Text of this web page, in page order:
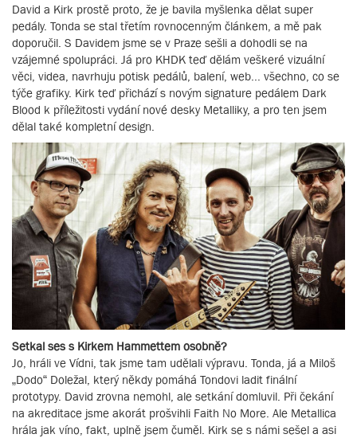
David a Kirk prostě proto, že je bavila myšlenka dělat super
pedály. Tonda se stal třetím rovnocenným článkem, a mě pak
doporučil. S Davidem jsme se v Praze sešli a dohodli se na
vzájemné spolupráci. Já pro KHDK teď dělám veškeré vizuální
věci, videa, navrhuju potisk pedálů, balení, web... všechno, co se
týče grafiky. Kirk teď přichází s novým signature pedálem Dark
Blood k příležitosti vydání nové desky Metalliky, a pro ten jsem
dělal také kompletní design.
Setkal ses s Kirkem Hammettem osobně?
Jo, hráli ve Vídni, tak jsme tam udělali výpravu. Tonda, já a Miloš
„Dodo“ Doležal, který někdy pomáhá Tondovi ladit finální
prototypy. David zrovna nemohl, ale setkání domluvil. Při čekání
na akreditace jsme akorát prošvihli Faith No More. Ale Metallica
hrála jak víno, fakt, uplně jsem čuměl. Kirk se s námi sešel a asi